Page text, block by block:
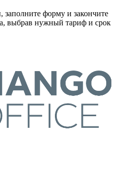
форму и закончите
выбрав нужный тариф и срок